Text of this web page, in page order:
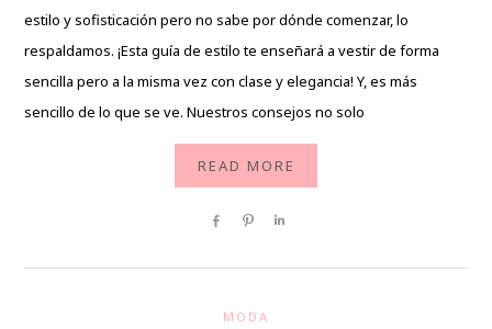
estilo y sofisticación pero no sabe por dónde comenzar, lo
respaldamos. ¡Esta guía de estilo te enseñará a vestir de forma
sencilla pero a la misma vez con clase y elegancia! Y, es más
sencillo de lo que se ve. Nuestros consejos no solo
READ MORE
Share Pin
MODA